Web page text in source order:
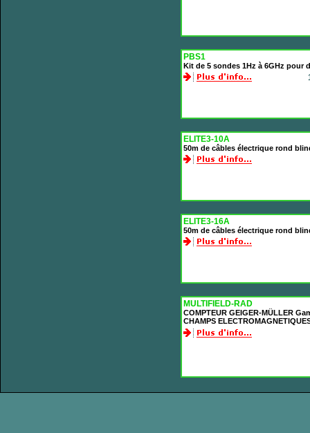
PBS1
Kit de 5 sondes 1Hz à 6GHz pour
ELITE3-10A
50m de câbles électrique rond
ELITE3-16A
50m de câbles électrique rond
MULTIFIELD-RAD
COMPTEUR GEIGER-MÜLLER
CHAMPS